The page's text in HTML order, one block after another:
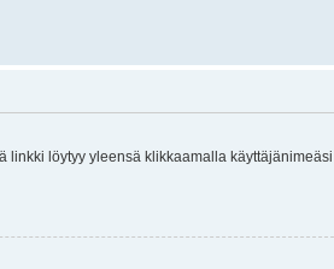
linkki löytyy yleensä klikkaamalla